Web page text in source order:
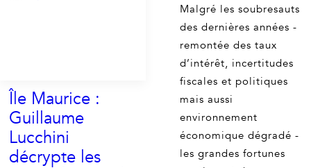
Malgré les soubresauts
des dernières années -
remontée des taux
d’intérêt, incertitudes
fiscales et politiques
mais aussi
environnement
économique dégradé -
les grandes fortunes
Île Maurice :
Guillaume
Lucchini
décrypte les